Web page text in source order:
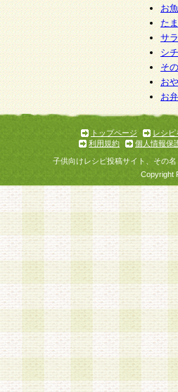
お
た
サ
シ
そ
お
お
トップページ
レシピ
利用規約
個人情報保
子供向けレシピ投稿サイト、その
Copyright